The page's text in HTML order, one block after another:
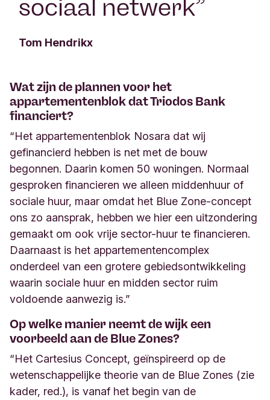
sociaal netwerk”
Tom Hendrikx
Wat zijn de plannen voor het
appartementenblok dat Triodos Bank
financiert?
“Het appartementenblok Nosara dat wij
gefinancierd hebben is net met de bouw
begonnen. Daarin komen 50 woningen. Normaal
gesproken financieren we alleen middenhuur of
sociale huur, maar omdat het Blue Zone-concept
ons zo aansprak, hebben we hier een uitzondering
gemaakt om ook vrije sector-huur te financieren.
Daarnaast is het appartementencomplex
onderdeel van een grotere gebiedsontwikkeling
waarin sociale huur en midden sector ruim
voldoende aanwezig is.”
Op welke manier neemt de wijk een
voorbeeld aan de Blue Zones?
“Het Cartesius Concept, geïnspireerd op de
wetenschappelijke theorie van de Blue Zones (zie
kader, red.), is vanaf het begin van de